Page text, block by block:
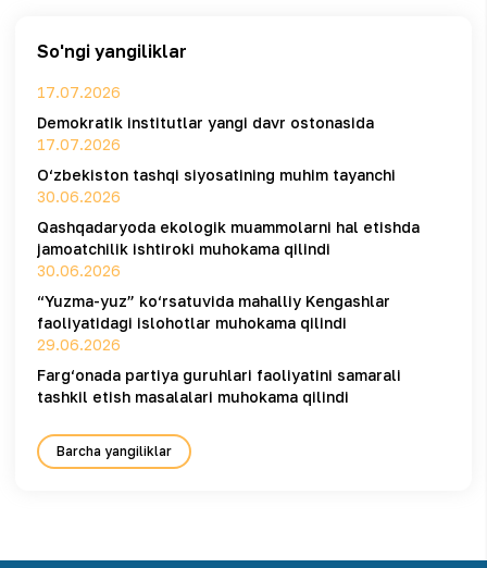
So'ngi yangiliklar
17.07.2026
Demokratik institutlar yangi davr ostonasida
17.07.2026
O‘zbekiston tashqi siyosatining muhim tayanchi
30.06.2026
Qashqadaryoda ekologik muammolarni hal etishda
jamoatchilik ishtiroki muhokama qilindi
30.06.2026
“Yuzma-yuz” ko‘rsatuvida mahalliy Kengashlar
faoliyatidagi islohotlar muhokama qilindi
29.06.2026
Farg‘onada partiya guruhlari faoliyatini samarali
tashkil etish masalalari muhokama qilindi
Barcha yangiliklar